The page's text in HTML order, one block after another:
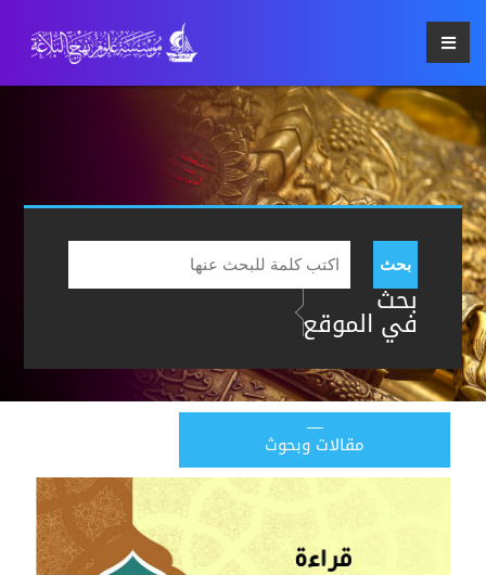
بحث
بحث
في الموقع
مقالات وبحوث